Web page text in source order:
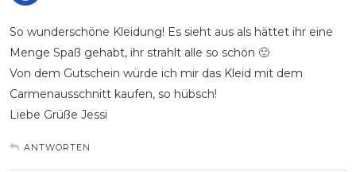
So wunderschöne Kleidung! Es sieht aus als hättet ihr eine
Menge Spaß gehabt, ihr strahlt alle so schön 🙂
Von dem Gutschein würde ich mir das Kleid mit dem
Carmenausschnitt kaufen, so hübsch!
Liebe Grüße Jessi
ANTWORTEN